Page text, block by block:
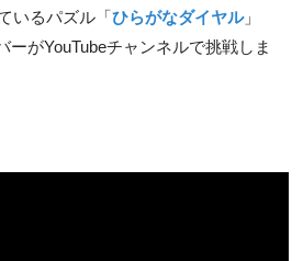
いるパズル「ひらがなダイヤル」
ーがYouTubeチャンネルで挑戦しま